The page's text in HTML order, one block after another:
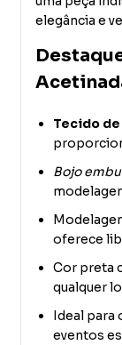
elegância e
Tecido
Bojo
oferece
Cor preta
qualquer
Ideal para
eventos